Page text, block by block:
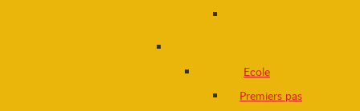
Ecole
Premiers pas